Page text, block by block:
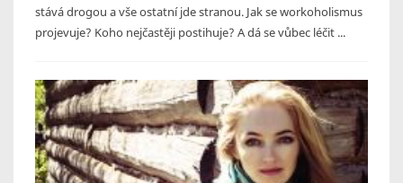
stává drogou a vše ostatní jde stranou. Jak se workoholismus
projevuje? Koho nejčastěji postihuje? A dá se vůbec léčit ...